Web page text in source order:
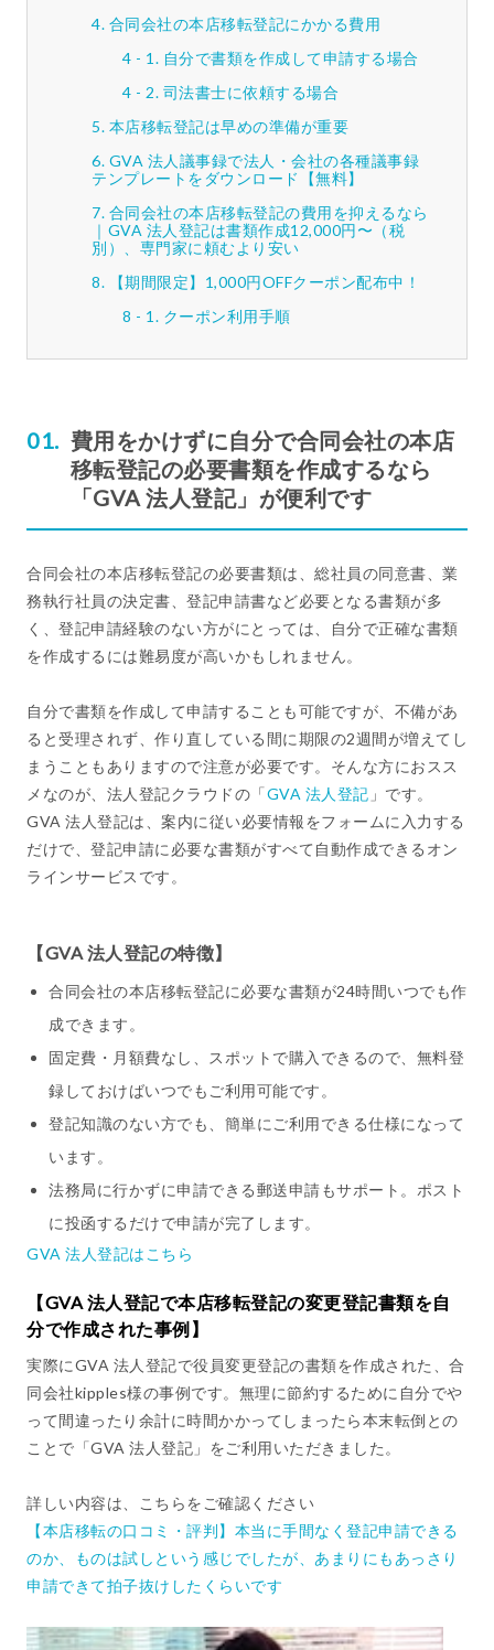
合同会社の本店移転登記にかかる費用
自分で書類を作成して申請する場合
司法書士に依頼する場合
本店移転登記は早めの準備が重要
GVA 法人議事録で法人・会社の各種議事録
テンプレートをダウンロード【無料】
合同会社の本店移転登記の費用を抑えるなら
｜GVA 法人登記は書類作成12,000円〜（税
別）、専門家に頼むより安い
【期間限定】1,000円OFFクーポン配布中！
クーポン利用手順
費用をかけずに自分で合同会社の本店
移転登記の必要書類を作成するなら
「GVA 法人登記」が便利です
合同会社の本店移転登記の必要書類は、総社員の同意書、業
務執行社員の決定書、登記申請書など必要となる書類が多
く、登記申請経験のない方がにとっては、自分で正確な書類
を作成するには難易度が高いかもしれません。
自分で書類を作成して申請することも可能ですが、不備があ
ると受理されず、作り直している間に期限の2週間が増えてし
まうこともありますので注意が必要です。そんな方におスス
メなのが、法人登記クラウドの「GVA 法人登記 」です。
GVA 法人登記は、案内に従い必要情報をフォームに入力する
だけで、登記申請に必要な書類がすべて自動作成できるオン
ラインサービスです。
【GVA 法人登記の特徴】
合同会社の本店移転登記に必要な書類が24時間いつでも作
成できます。
固定費・月額費なし、スポットで購入できるので、無料登
録しておけばいつでもご利用可能です。
登記知識のない方でも、簡単にご利用できる仕様になって
います。
法務局に行かずに申請できる郵送申請もサポート。ポスト
に投函するだけで申請が完了します。
GVA 法人登記はこちら
【GVA 法人登記で本店移転登記の変更登記書類を自
分で作成された事例】
実際にGVA 法人登記で役員変更登記の書類を作成された、合
同会社kipples様の事例です。無理に節約するために自分でや
って間違ったり余計に時間かかってしまったら本末転倒との
ことで「GVA 法人登記」をご利用いただきました。
詳しい内容は、こちらをご確認ください
【本店移転の口コミ・評判】本当に手間なく登記申請できる
のか、ものは試しという感じでしたが、あまりにもあっさり
申請できて拍子抜けしたくらいです